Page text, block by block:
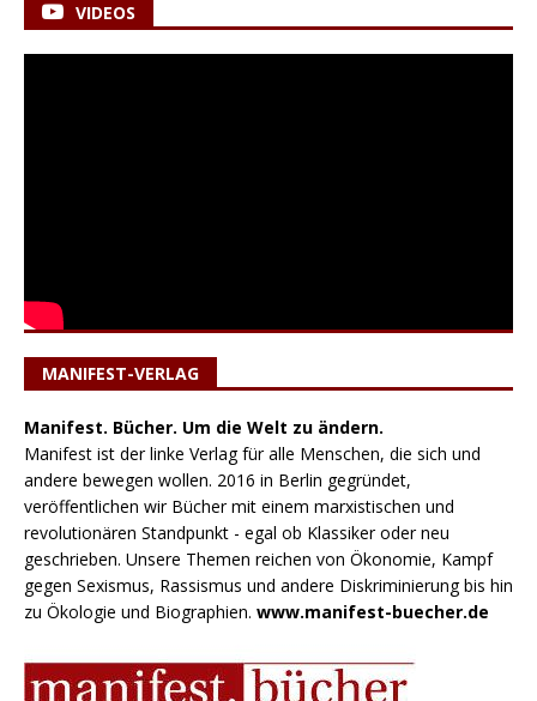
VIDEOS
MANIFEST-VERLAG
Manifest. Bücher. Um die Welt zu ändern.
Manifest ist der linke Verlag für alle Menschen, die sich und
andere bewegen wollen. 2016 in Berlin gegründet,
veröffentlichen wir Bücher mit einem marxistischen und
revolutionären Standpunkt - egal ob Klassiker oder neu
geschrieben. Unsere Themen reichen von Ökonomie, Kampf
gegen Sexismus, Rassismus und andere Diskriminierung bis hin
zu Ökologie und Biographien. www.manifest-buecher.de